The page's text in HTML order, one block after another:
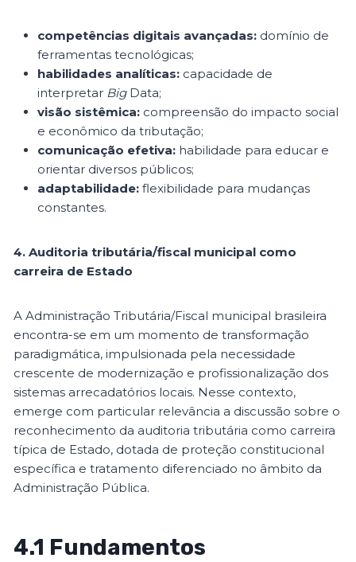
competências digitais avançadas: domínio de
ferramentas tecnológicas;
habilidades analíticas: capacidade de
interpretar BigData;
visão sistêmica: compreensão do impacto social
e econômico da tributação;
comunicação efetiva: habilidade para educar e
orientar diversos públicos;
adaptabilidade:flexibilidade para mudanças
constantes.
4. Auditoria tributária/fiscal municipal como
carreira de Estado
A Administração Tributária/Fiscal municipal brasileira
encontra-se em um momento de transformação
paradigmática, impulsionada pela necessidade
crescente de modernização e profissionalização dos
sistemas arrecadatórios locais. Nesse contexto,
emerge com particular relevância a discussão sobre o
reconhecimento da auditoria tributária como carreira
típica de Estado, dotada de proteção constitucional
específica e tratamento diferenciado no âmbito da
Administração Pública.
4.1 Fundamentos